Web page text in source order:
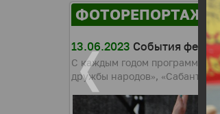
ФОТОРЕПОРТАЖИ
13.06.2023 События
С каждым годом программа
дружбы народов»,